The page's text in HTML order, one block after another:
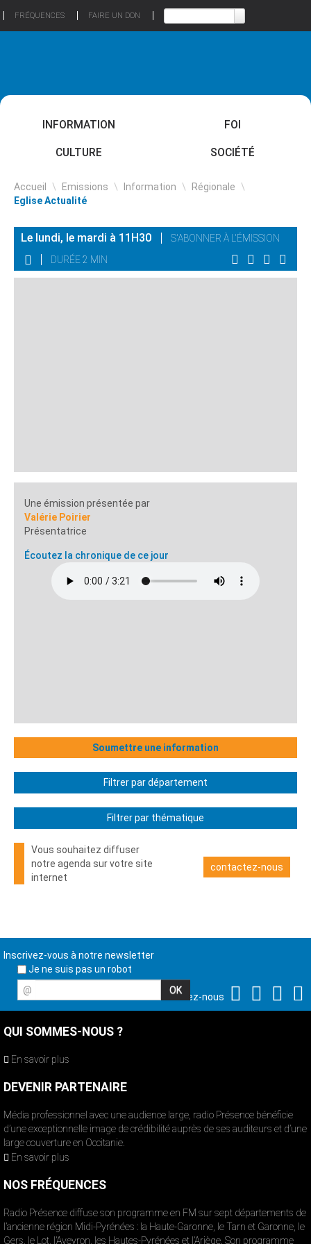
FRÉQUENCES FAIRE UN DON
INFORMATION FOI
CULTURE SOCIÉTÉ
Accueil \ Emissions \ Information \ Régionale \
Eglise Actualité
Le lundi, le mardi à 11H30
S'ABONNER À L'ÉMISSION
DURÉE 2 MIN
Une émission présentée par
Valérie Poirier
Présentatrice
Écoutez la chronique de ce jour
Soumettre une information
Filtrer par département
Filtrer par thématique
Vous souhaitez diffuser
notre agenda sur votre site
internet
contactez-nous
Inscrivez-vous à notre newsletter
Je ne suis pas un robot
@
Suivez-nous
QUI SOMMES-NOUS ?
En savoir plus
DEVENIR PARTENAIRE
Média professionnel avec une audience large, radio Présence bénéficie
d’une exceptionnelle image de crédibilité auprès de ses auditeurs et d’une
large couverture en Occitanie.
En savoir plus
NOS FRÉQUENCES
Radio Présence diffuse son programme en FM sur sept départements de
l’ancienne région Midi-Pyrénées : la Haute-Garonne, le Tarn et Garonne, le
Gers, le Lot, l’Aveyron, les Hautes-Pyrénées et l’Ariège. Son programme